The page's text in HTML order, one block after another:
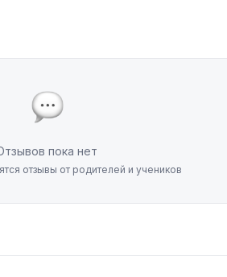
пока нет
отзывы от родителей и учеников